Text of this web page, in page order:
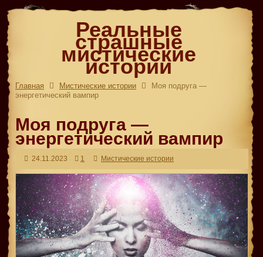
Реальные
страшные
мистические
истории
Главная Мистические истории
Моя подруга —
энергетический вампир
Моя подруга —
энергетический вампир
24.11.2023 1 Мистические истории